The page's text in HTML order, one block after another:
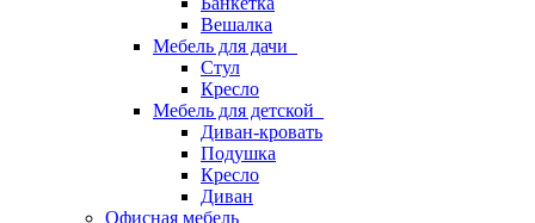
Вешалка
Мебель для дачи
Стул
Кресло
Мебель для детской
Диван-кровать
Подушка
Кресло
Диван
Офисная мебель